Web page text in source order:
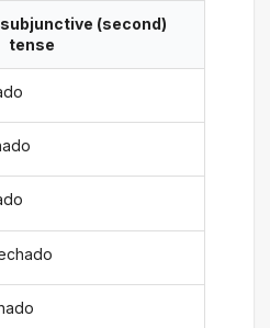
(second)
tense